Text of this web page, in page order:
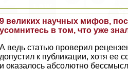
9 великих научных мифов,
усомнитесь в том, что уже
А ведь статью проверил
допустил к публикации, хотя ее
и оказалось абсолютно